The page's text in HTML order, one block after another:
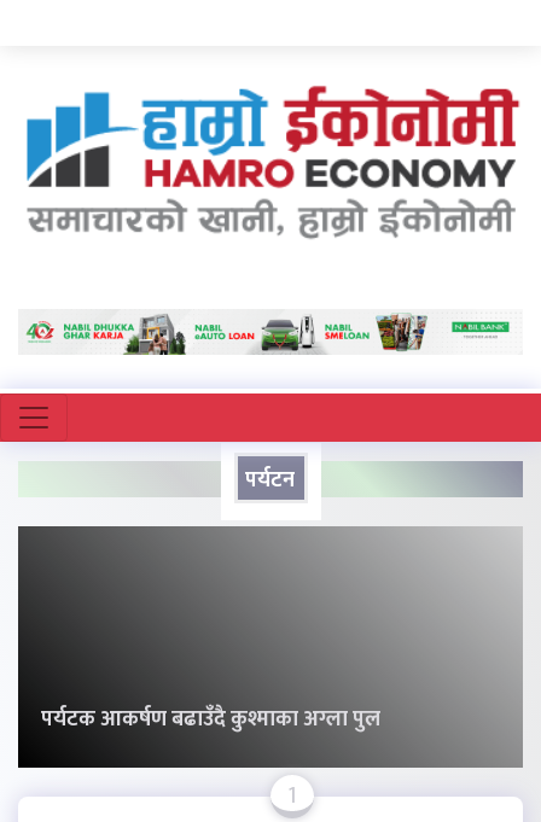
पर्यटन
पर्यटक आकर्षण बढाउँदै कुश्माका अग्ला पुल
1